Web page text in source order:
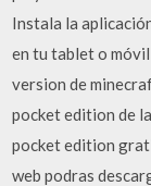
Instala la
en tu tablet o
version de
pocket edition de
pocket edition
web podras